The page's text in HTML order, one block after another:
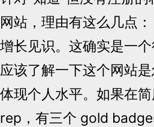
网站，理由有这么几点：
增长见识。这确实是一
应该了解一下这个网站是
体现个人水平。如果在
rep，有三个 gold